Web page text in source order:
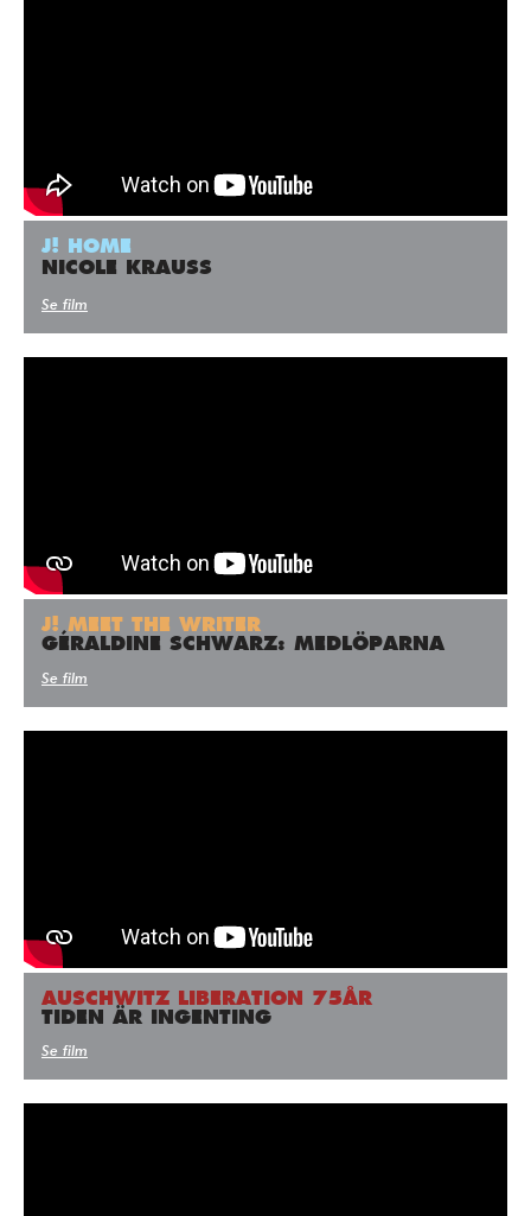
J! HOME
NICOLE KRAUSS
Se film
J! MEET THE WRITER
GÉRALDINE SCHWARZ: MEDLÖPARNA
Se film
AUSCHWITZ LIBERATION 75ÅR
TIDEN ÄR INGENTING
Se film